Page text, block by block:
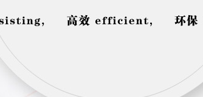
土耳其客户广交会后到金星轧辊公司考查并签约